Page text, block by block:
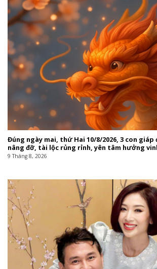
Đúng ngày mai, thứ Hai 10/8/2026, 3 con giáp
nâng đỡ, tài lộc rủng rỉnh, yên tâm hưởng
9 Tháng 8, 2026